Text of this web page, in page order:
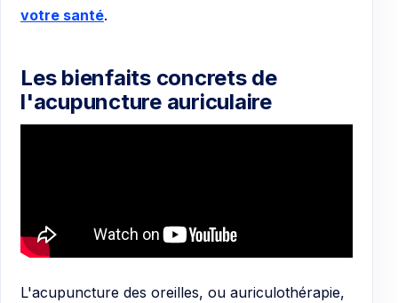
votre santé.
Les bienfaits concrets de
l'acupuncture auriculaire
L'acupuncture des oreilles, ou auriculothérapie,